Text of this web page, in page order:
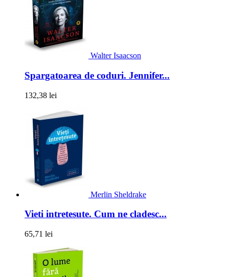
Walter Isaacson
Spargatoarea de coduri. Jennifer...
132,38 lei
Merlin Sheldrake
Vieti intretesute. Cum ne cladesc...
65,71 lei